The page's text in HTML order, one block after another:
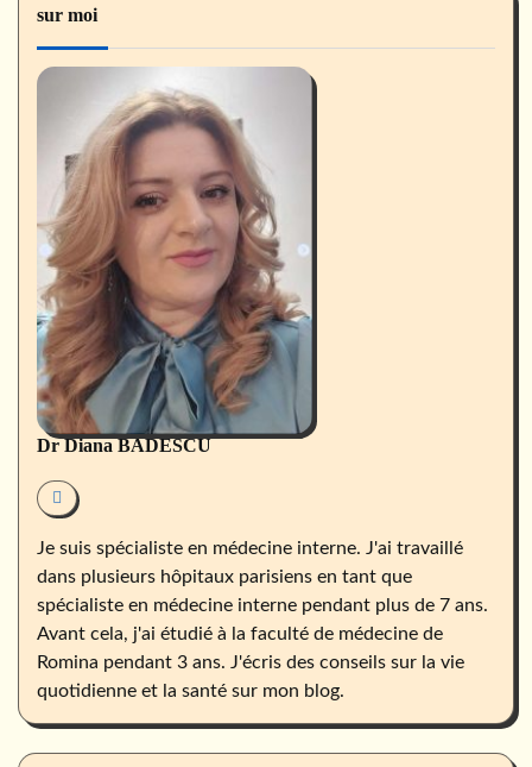
sur moi
Dr Diana BADESCU
Je suis spécialiste en médecine interne. J'ai travaillé
dans plusieurs hôpitaux parisiens en tant que
spécialiste en médecine interne pendant plus de 7 ans.
Avant cela, j'ai étudié à la faculté de médecine de
Romina pendant 3 ans. J'écris des conseils sur la vie
quotidienne et la santé sur mon blog.